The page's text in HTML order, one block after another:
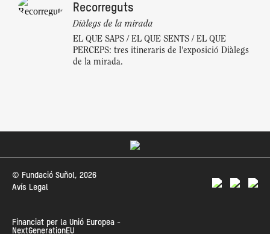
Recorreguts
Diàlegs de la mirada
EL QUE SAPS / EL QUE SENTS / EL QUE
PERCEPS: tres itineraris de l'exposició Diàlegs
de la mirada.
© Fundació Suñol, 2026
Avís Legal
Financiat per la Unió Europea -
NextGenerationEU